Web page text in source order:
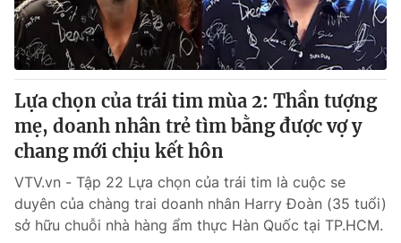
Lựa chọn của trái tim mùa 2: Thần tượng
mẹ, doanh nhân trẻ tìm bằng được vợ y
chang mới chịu kết hôn
VTV.vn - Tập 22 Lựa chọn của trái tim là cuộc se
duyên của chàng trai doanh nhân Harry Đoàn (35 tuổi)
sở hữu chuỗi nhà hàng ẩm thực Hàn Quốc tại TP.HCM.